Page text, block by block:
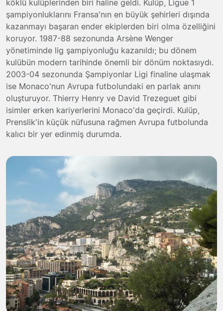
köklü kulüplerinden biri haline geldi. Kulüp, Ligue 1
şampiyonluklarını Fransa'nın en büyük şehirleri dışında
kazanmayı başaran ender ekiplerden biri olma özelliğini
koruyor. 1987-88 sezonunda Arsène Wenger
yönetiminde lig şampiyonluğu kazanıldı; bu dönem
kulübün modern tarihinde önemli bir dönüm noktasıydı.
2003-04 sezonunda Şampiyonlar Ligi finaline ulaşmak
ise Monaco'nun Avrupa futbolundaki en parlak anını
oluşturuyor. Thierry Henry ve David Trezeguet gibi
isimler erken kariyerlerini Monaco'da geçirdi. Kulüp,
Prenslik'in küçük nüfusuna rağmen Avrupa futbolunda
kalıcı bir yer edinmiş durumda.